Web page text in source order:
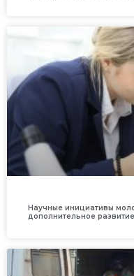
Научные инициативы
дополнительное развитие